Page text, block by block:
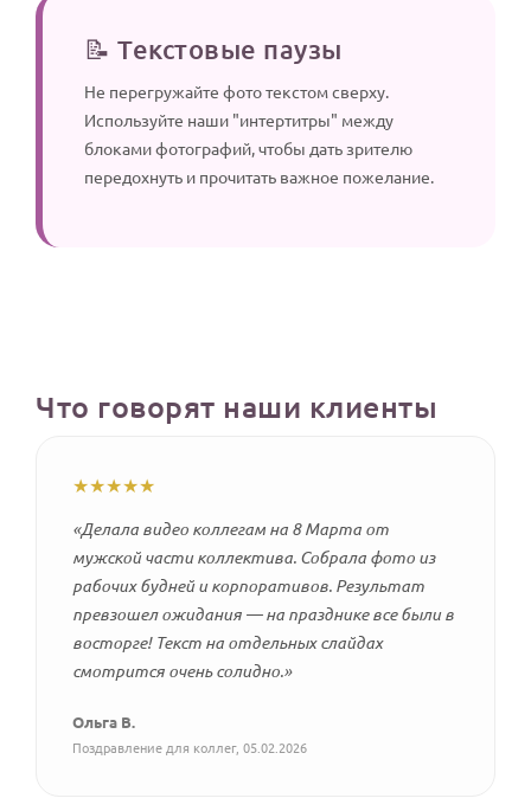
📝 Текстовые паузы
Не перегружайте фото текстом сверху.
Используйте наши "интертитры" между
блоками фотографий, чтобы дать зрителю
передохнуть и прочитать важное пожелание.
Что говорят наши клиенты
★★★★★
«Делала видео коллегам на 8 Марта от
мужской части коллектива. Собрала фото из
рабочих будней и корпоративов. Результат
превзошел ожидания — на празднике все были в
восторге! Текст на отдельных слайдах
смотрится очень солидно.»
Ольга В.
Поздравление для коллег, 05.02.2026